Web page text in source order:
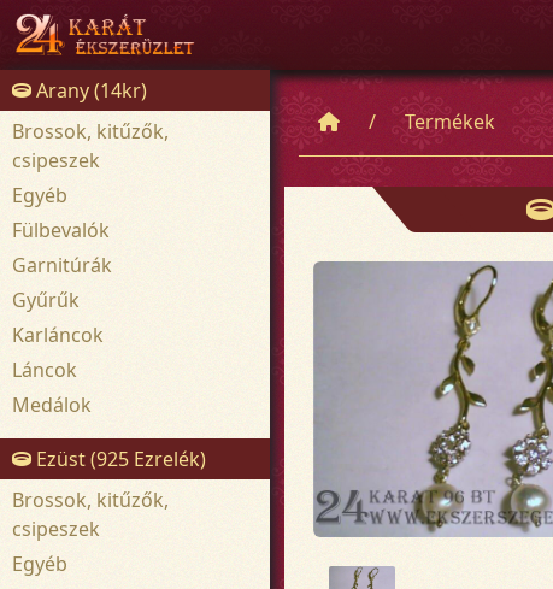
Arany (14kr)
Brossok, kitűzők,
csipeszek
Egyéb
Fülbevalók
Garnitúrák
Gyűrűk
Karláncok
Láncok
Medálok
Ezüst (925 Ezrelék)
Brossok, kitűzők,
csipeszek
Egyéb
Termékek